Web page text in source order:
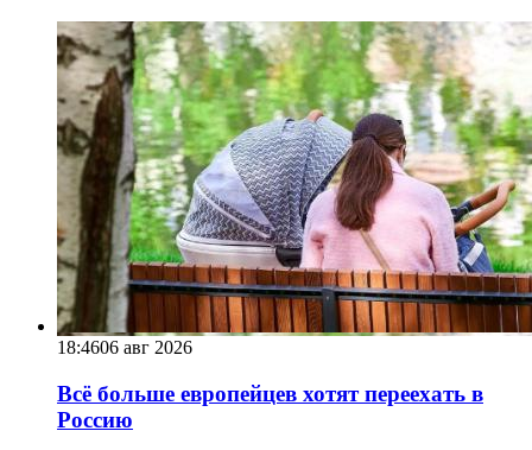
18:4606 авг 2026
Всё больше европейцев хотят переехать в
Россию